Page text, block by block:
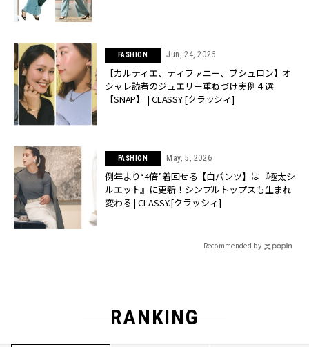
FASHION Jun, 24, 2026
【カルティエ、ティファニー、ブシュロン】オ
シャレ読者のジュエリー重ねづけ実例４選
【SNAP】 | CLASSY.[クラッシィ]
FASHION May, 5, 2026
例年より“4倍”着回せる【白パンツ】は『極太シ
ルエット』に更新！シンプルトップスも生まれ
変わる | CLASSY.[クラッシィ]
Recommended by
RANKING